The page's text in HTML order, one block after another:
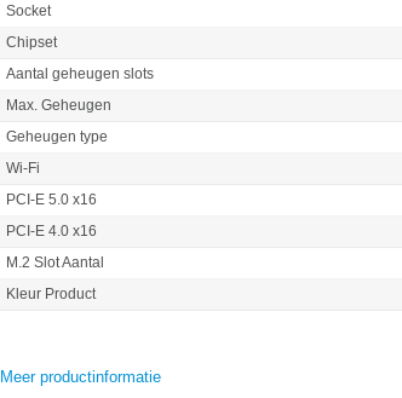
Socket
Chipset
Aantal geheugen slots
Max. Geheugen
Geheugen type
Wi-Fi
PCI-E 5.0 x16
PCI-E 4.0 x16
M.2 Slot Aantal
Kleur Product
Meer productinformatie